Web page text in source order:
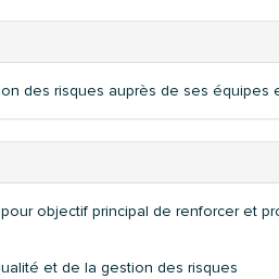
des risques auprès de ses équipes
objectif principal de renforcer et
et de la gestion des risques